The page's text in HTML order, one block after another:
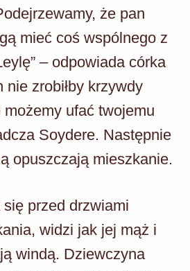
że pan
mieć coś wspólnego z
– odpowiada córka
nie zrobiłby krzywdy
możemy ufać twojemu
Soydere. Następnie
opuszczają mieszkanie.
przed drzwiami
widzi jak jej mąż i
windą. Dziewczyna